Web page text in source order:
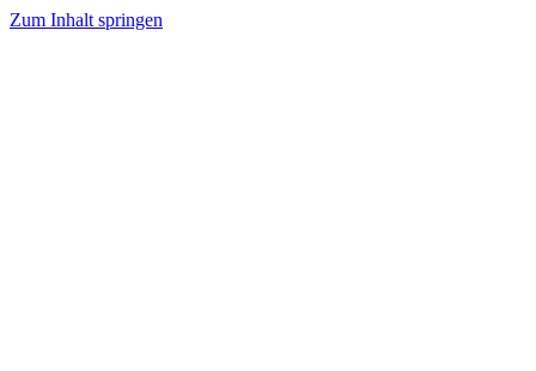
Zum Inhalt springen